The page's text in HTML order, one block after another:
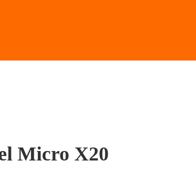
Micro X20